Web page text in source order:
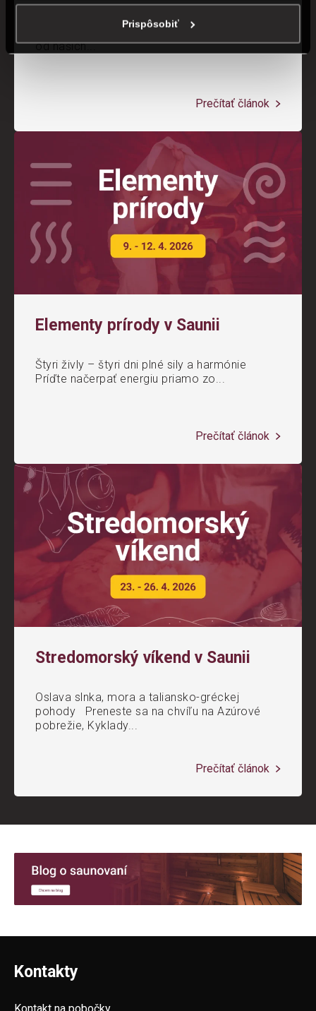
Prispôsobiť
ceremoniály v Thermale
Na jedinečnej show uvidíte 40 ceremoniálov
od našich...
Prečítať článok
Elementy prírody v Saunii
Štyri živly – štyri dni plné sily a harmónie
Príďte načerpať energiu priamo zo...
Prečítať článok
Stredomorský víkend v Saunii
Oslava slnka, mora a taliansko-gréckej
pohody Preneste sa na chvíľu na Azúrové
pobrežie, Kyklady...
Prečítať článok
Kontakty